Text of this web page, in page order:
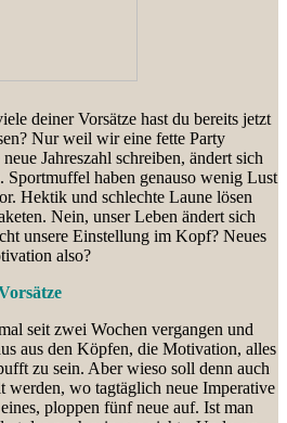
deiner Vorsätze hast du bereits jetzt
Nur weil wir eine fette Party
Jahreszahl schreiben, ändert sich
haben genauso wenig Lust
Hektik und schlechte Laune lösen
Nein, unser Leben ändert sich
unsere Einstellung im Kopf? Neues
also?
seit zwei Wochen vergangen und
aus den Köpfen, die Motivation, alles
zu sein. Aber wieso soll denn auch
werden, wo tagtäglich neue Imperative
ploppen fünf neue auf. Ist man